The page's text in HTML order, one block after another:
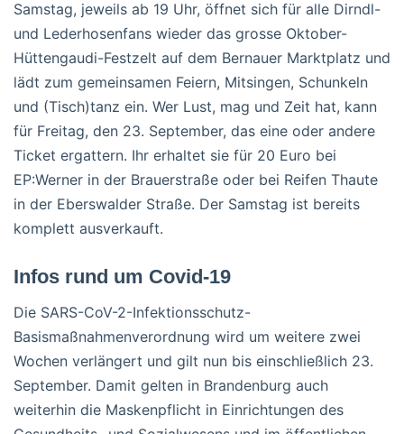
Samstag, jeweils ab 19 Uhr, öffnet sich für alle Dirndl-
und Lederhosenfans wieder das grosse Oktober-
Hüttengaudi-Festzelt auf dem Bernauer Marktplatz und
lädt zum gemeinsamen Feiern, Mitsingen, Schunkeln
und (Tisch)tanz ein. Wer Lust, mag und Zeit hat, kann
für Freitag, den 23. September, das eine oder andere
Ticket ergattern. Ihr erhaltet sie für 20 Euro bei
EP:Werner in der Brauerstraße oder bei Reifen Thaute
in der Eberswalder Straße. Der Samstag ist bereits
komplett ausverkauft.
Infos rund um Covid-19
Die SARS-CoV-2-Infektionsschutz-
Basismaßnahmenverordnung wird um weitere zwei
Wochen verlängert und gilt nun bis einschließlich 23.
September. Damit gelten in Brandenburg auch
weiterhin die Maskenpflicht in Einrichtungen des